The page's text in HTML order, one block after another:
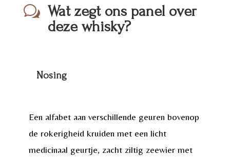
w Wat zegt ons panel over
deze whisky?
Nosing
Een alfabet aan verschillende geuren bovenop
de rokerigheid kruiden met een licht
medicinaal geurtje, zacht ziltig zeewier met